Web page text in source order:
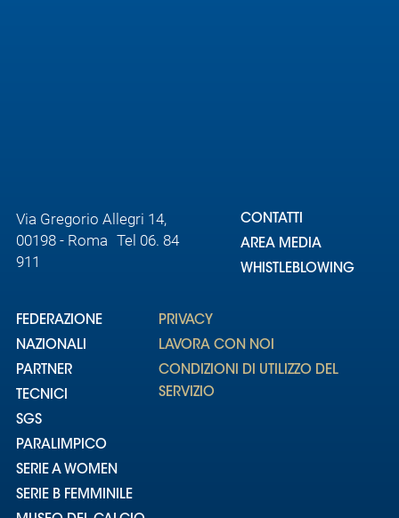
Via Gregorio Allegri 14,
00198 - Roma Tel 06. 84
911
CONTATTI
AREA MEDIA
WHISTLEBLOWING
FEDERAZIONE
NAZIONALI
PARTNER
TECNICI
SGS
PARALIMPICO
SERIE A WOMEN
SERIE B FEMMINILE
PRIVACY
LAVORA CON NOI
CONDIZIONI DI UTILIZZO DEL
SERVIZIO